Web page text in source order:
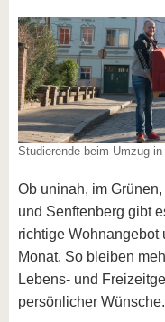
Studierende beim Umzug
Ob uninah, im
und Senftenberg gibt
richtige Wohnangebot
Monat. So bleiben
Lebens- und
persönlicher Wünsche.